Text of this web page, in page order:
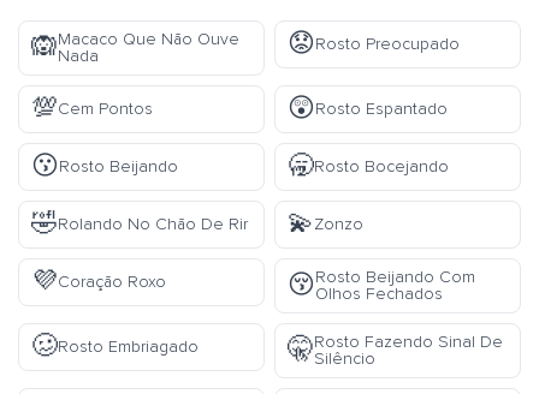
🙉Macaco Que Não Ouve
Nada
😟Rosto Preocupado
💯Cem Pontos 😲Rosto Espantado
😗Rosto Beijando 🥱Rosto Bocejando
🤣Rolando No Chão De Rir 💫Zonzo
💜Coração Roxo 😚Rosto Beijando Com
Olhos Fechados
🥴Rosto Embriagado 🤫Rosto Fazendo Sinal De
Silêncio